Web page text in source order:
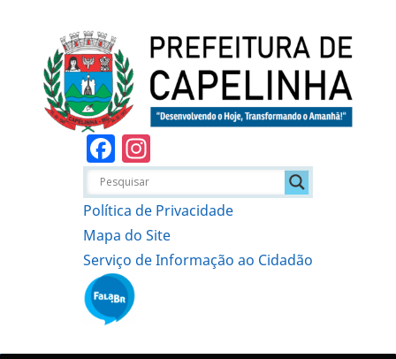
Facebook
Política de Privacidade
Mapa do Site
Serviço de Informação ao Cidadão